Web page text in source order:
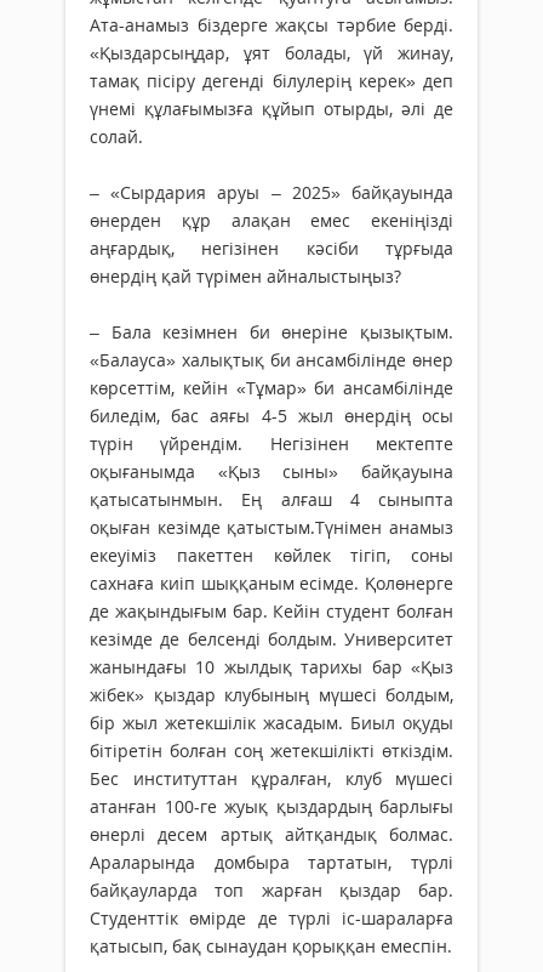
Ата-анамыз біздерге жақсы тәрбие берді.
«Қыздарсыңдар, ұят болады, үй жинау,
тамақ пісіру дегенді білулерің керек» деп
үнемі құлағымызға құйып отырды, әлі де
солай.
– «Сырдария аруы – 2025» бай­қа­уында
өнерден құр алақан емес екеніңізді
аңғардық, негізінен кәсіби тұрғыда
өнердің қай түрімен айналыстыңыз?
– Бала кезімнен би өнеріне қызықтым.
«Балауса» халықтық би ансамбілінде өнер
көрсеттім, кейін «Тұмар» би ансамбілінде
биледім, бас аяғы 4-5 жыл өнердің осы
түрін үйрендім. Негізінен мектепте
оқығанымда «Қыз сыны» байқауына
қатысатынмын. Ең алғаш 4 сыныпта
оқыған кезімде қатыстым.Түнімен анамыз
екеуіміз пакеттен көйлек тігіп, соны
сахнаға киіп шыққаным есімде. Қолөнерге
де жақындығым бар. Кейін студент болған
кезімде де белсенді болдым. Университет
жанындағы 10 жылдық тарихы бар «Қыз
жібек» қыздар клубының мүшесі болдым,
бір жыл жетекшілік жасадым. Биыл оқуды
бітіретін болған соң жетекшілікті өткіздім.
Бес институттан құралған, клуб мүшесі
атанған 100-ге жуық қыздардың барлығы
өнерлі десем артық айтқандық болмас.
Араларында домбыра тартатын, түрлі
байқауларда топ жарған қыздар бар.
Студенттік өмірде де түрлі іс-шараларға
қатысып, бақ сынаудан қорыққан емеспін.